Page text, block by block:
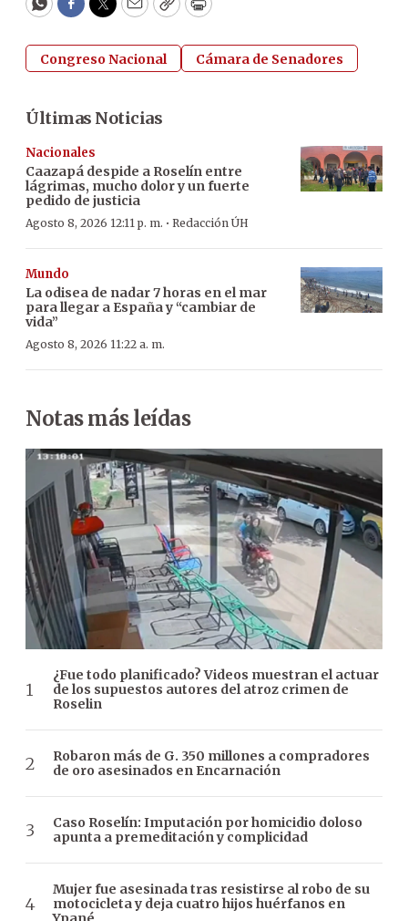
WhatsApp
Facebook
Twitter
EmailCopyPrint
Congreso Nacional Cámara de Senadores
Últimas Noticias
Nacionales
Caazapá despide a Roselín entre
lágrimas, mucho dolor y un fuerte
pedido de justicia
Agosto 8, 2026 12:11 p. m. · Redacción ÚH
Mundo
La odisea de nadar 7 horas en el mar
para llegar a España y “cambiar de
vida”
Agosto 8, 2026 11:22 a. m.
Notas más leídas
¿Fue todo planificado? Videos muestran el actuar
de los supuestos autores del atroz crimen de
Roselin
Robaron más de G. 350 millones a compradores
de oro asesinados en Encarnación
Caso Roselín: Imputación por homicidio doloso
apunta a premeditación y complicidad
Mujer fue asesinada tras resistirse al robo de su
motocicleta y deja cuatro hijos huérfanos en